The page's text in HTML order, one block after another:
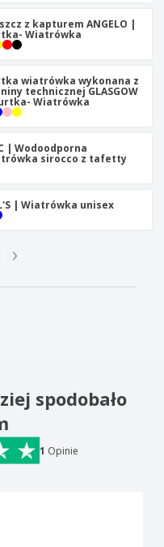
z kapturem ANGELO |
Wiatrówka
wiatrówka wykonana z
technicznej GLASGOW
Wiatrówka
| Wodoodporna
sirocco z tafetty
| Wiatrówka unisex
›
spodobało
1 Opinie